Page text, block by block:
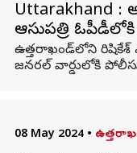
Uttarakhand :
ఆసుపత్రి
ఉత్తరాఖండ్‌లోని
జనరల్ వార్డులోకి
08 May 2024 •